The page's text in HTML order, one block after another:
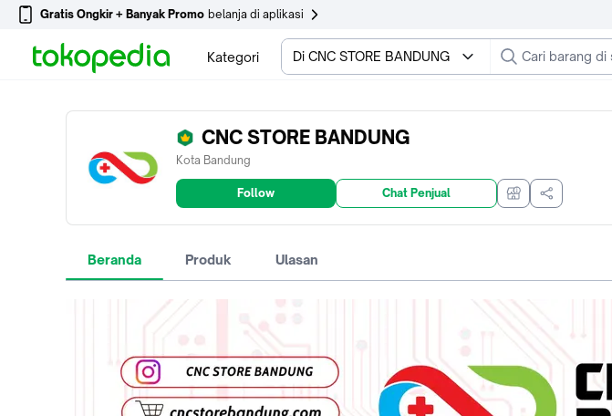
Gratis Ongkir + Banyak Promo belanja di aplikasi
Kategori Di CNC STORE BANDUNG
CNC STORE BANDUNG
Kota Bandung
Follow Chat Penjual
Beranda Produk Ulasan